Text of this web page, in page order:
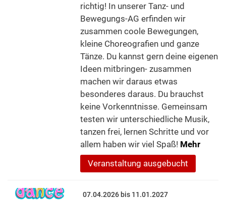
richtig! In unserer Tanz- und
Bewegungs-AG erfinden wir
zusammen coole Bewegungen,
kleine Choreografien und ganze
Tänze. Du kannst gern deine eigenen
Ideen mitbringen- zusammen
machen wir daraus etwas
besonderes daraus. Du brauchst
keine Vorkenntnisse. Gemeinsam
testen wir unterschiedliche Musik,
tanzen frei, lernen Schritte und vor
allem haben wir viel Spaß! Mehr
Veranstaltung ausgebucht
07.04.2026 bis 11.01.2027